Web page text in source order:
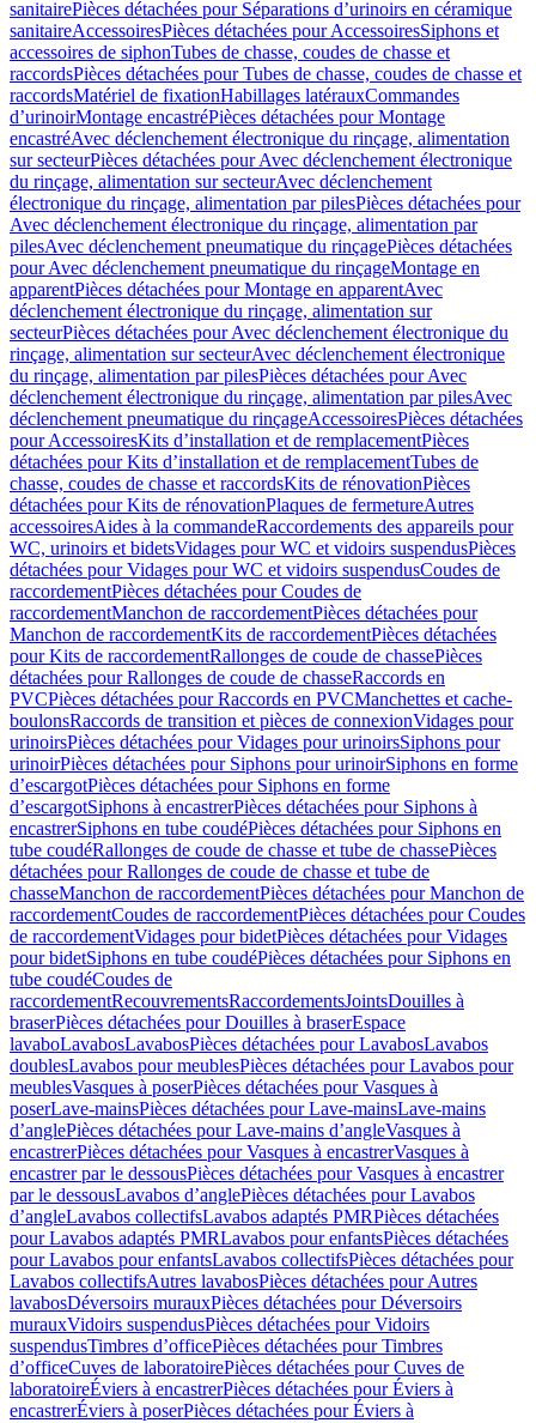
sanitairePièces détachées pour Séparations d’urinoirs en céramique
sanitaireAccessoiresPièces détachées pour AccessoiresSiphons et
accessoires de siphonTubes de chasse, coudes de chasse et
raccordsPièces détachées pour Tubes de chasse, coudes de chasse et
raccordsMatériel de fixationHabillages latérauxCommandes
dʼurinoirMontage encastréPièces détachées pour Montage
encastréAvec déclenchement électronique du rinçage, alimentation
sur secteurPièces détachées pour Avec déclenchement électronique
du rinçage, alimentation sur secteurAvec déclenchement
électronique du rinçage, alimentation par pilesPièces détachées pour
Avec déclenchement électronique du rinçage, alimentation par
pilesAvec déclenchement pneumatique du rinçagePièces détachées
pour Avec déclenchement pneumatique du rinçageMontage en
apparentPièces détachées pour Montage en apparentAvec
déclenchement électronique du rinçage, alimentation sur
secteurPièces détachées pour Avec déclenchement électronique du
rinçage, alimentation sur secteurAvec déclenchement électronique
du rinçage, alimentation par pilesPièces détachées pour Avec
déclenchement électronique du rinçage, alimentation par pilesAvec
déclenchement pneumatique du rinçageAccessoiresPièces détachées
pour AccessoiresKits d’installation et de remplacementPièces
détachées pour Kits d’installation et de remplacementTubes de
chasse, coudes de chasse et raccordsKits de rénovationPièces
détachées pour Kits de rénovationPlaques de fermetureAutres
accessoiresAides à la commandeRaccordements des appareils pour
WC, urinoirs et bidetsVidages pour WC et vidoirs suspendusPièces
détachées pour Vidages pour WC et vidoirs suspendusCoudes de
raccordementPièces détachées pour Coudes de
raccordementManchon de raccordementPièces détachées pour
Manchon de raccordementKits de raccordementPièces détachées
pour Kits de raccordementRallonges de coude de chassePièces
détachées pour Rallonges de coude de chasseRaccords en
PVCPièces détachées pour Raccords en PVCManchettes et cache-
boulonsRaccords de transition et pièces de connexionVidages pour
urinoirsPièces détachées pour Vidages pour urinoirsSiphons pour
urinoirPièces détachées pour Siphons pour urinoirSiphons en forme
d’escargotPièces détachées pour Siphons en forme
d’escargotSiphons à encastrerPièces détachées pour Siphons à
encastrerSiphons en tube coudéPièces détachées pour Siphons en
tube coudéRallonges de coude de chasse et tube de chassePièces
détachées pour Rallonges de coude de chasse et tube de
chasseManchon de raccordementPièces détachées pour Manchon de
raccordementCoudes de raccordementPièces détachées pour Coudes
de raccordementVidages pour bidetPièces détachées pour Vidages
pour bidetSiphons en tube coudéPièces détachées pour Siphons en
tube coudéCoudes de
raccordementRecouvrementsRaccordementsJointsDouilles à
braserPièces détachées pour Douilles à braserEspace
lavaboLavabosLavabosPièces détachées pour LavabosLavabos
doublesLavabos pour meublesPièces détachées pour Lavabos pour
meublesVasques à poserPièces détachées pour Vasques à
poserLave-mainsPièces détachées pour Lave-mainsLave-mains
d’anglePièces détachées pour Lave-mains d’angleVasques à
encastrerPièces détachées pour Vasques à encastrerVasques à
encastrer par le dessousPièces détachées pour Vasques à encastrer
par le dessousLavabos d’anglePièces détachées pour Lavabos
d’angleLavabos collectifsLavabos adaptés PMRPièces détachées
pour Lavabos adaptés PMRLavabos pour enfantsPièces détachées
pour Lavabos pour enfantsLavabos collectifsPièces détachées pour
Lavabos collectifsAutres lavabosPièces détachées pour Autres
lavabosDéversoirs murauxPièces détachées pour Déversoirs
murauxVidoirs suspendusPièces détachées pour Vidoirs
suspendusTimbres dʼofficePièces détachées pour Timbres
dʼofficeCuves de laboratoirePièces détachées pour Cuves de
laboratoireÉviers à encastrerPièces détachées pour Éviers à
encastrerÉviers à poserPièces détachées pour Éviers à